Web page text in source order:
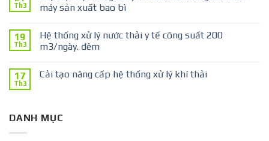
Th3
máy sản xuất bao bì
19
Th3
Hệ thống xử lý nước thải y tế công suất 200
m3/ngày. đêm
17
Th3
Cải tạo nâng cấp hệ thống xử lý khí thải
DANH MỤC